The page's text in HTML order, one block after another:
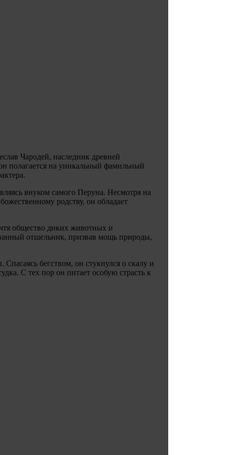
Чародей, наследник древней
полагается на уникальный фамильный
внуком самого Перуна. Несмотря на
родству, он обладает
общество диких животных и
отшельник, призвав мощь природы,
бегством, он стукнулся о скалу и
С тех пор он питает особую страсть к